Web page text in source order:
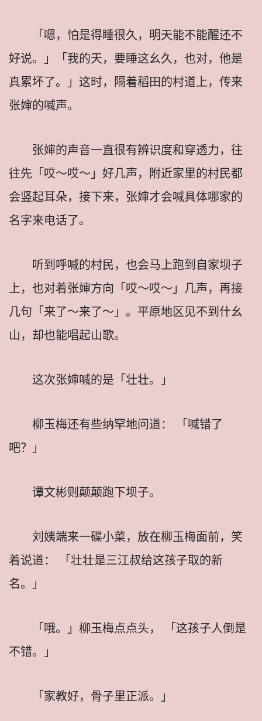
「嗯，怕是得睡很久，明天能不能醒还不
好说。」「我的天，要睡这幺久，也对，他是
真累坏了。」这时，隔着稻田的村道上，传来
张婶的喊声。
张婶的声音一直很有辨识度和穿透力，往
往先「哎～哎～」好几声，附近家里的村民都
会竖起耳朵，接下来，张婶才会喊具体哪家的
名字来电话了。
听到呼喊的村民，也会马上跑到自家坝子
上，也对着张婶方向「哎～哎～」几声，再接
几句「来了～来了～」。平原地区见不到什幺
山，却也能唱起山歌。
这次张婶喊的是「壮壮。」
柳玉梅还有些纳罕地问道： 「喊错了
吧？」
谭文彬则颠颠跑下坝子。
刘姨端来一碟小菜，放在柳玉梅面前，笑
着说道： 「壮壮是三江叔给这孩子取的新
名。」
「哦。」柳玉梅点点头， 「这孩子人倒是
不错。」
「家教好，骨子里正派。」